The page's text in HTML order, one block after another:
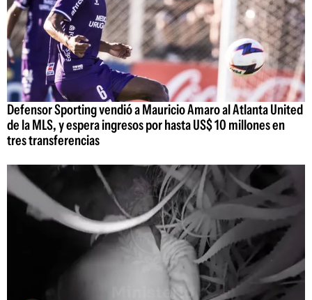
Defensor Sporting vendió a Mauricio Amaro al Atlanta United
de la MLS, y espera ingresos por hasta US$ 10 millones en
tres transferencias